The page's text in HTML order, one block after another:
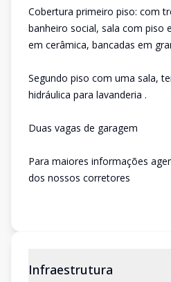
Cobertura primeiro piso: com
banheiro social, sala com piso
em cerâmica, bancadas em
Segundo piso com uma sala,
hidráulica para lavanderia .
Duas vagas de garagem
Para maiores informações
dos nossos corretores
Infraestrutura